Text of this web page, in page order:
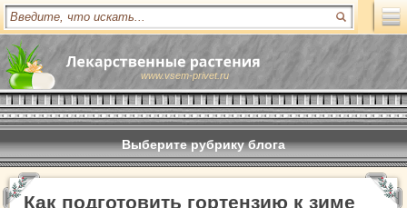
www.vsem-privet.ru
Выберите рубрику блога
Как подготовить гортензию к зиме